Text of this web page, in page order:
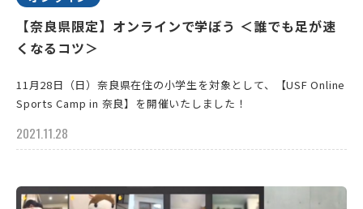
【奈良県限定】オンラインで学ぼう ＜誰でも足が速
くなるコツ＞
11月28日（日）奈良県在住の小学生を対象として、【USF Online
Sports Camp in 奈良】を開催いたしました！
2021.11.28